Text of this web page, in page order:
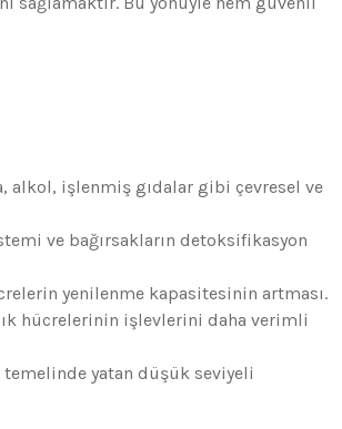
alkol, işlenmiş gıdalar gibi çevresel ve
ve bağırsakların detoksifikasyon
yenilenme kapasitesinin artması.
hücrelerinin işlevlerini daha verimli
yatan düşük seviyeli